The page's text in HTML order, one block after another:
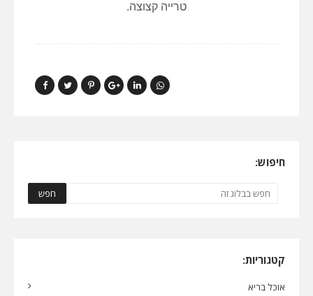
טרייה קצוצה.
חיפוש:
קטגוריות:
אוכל בריא